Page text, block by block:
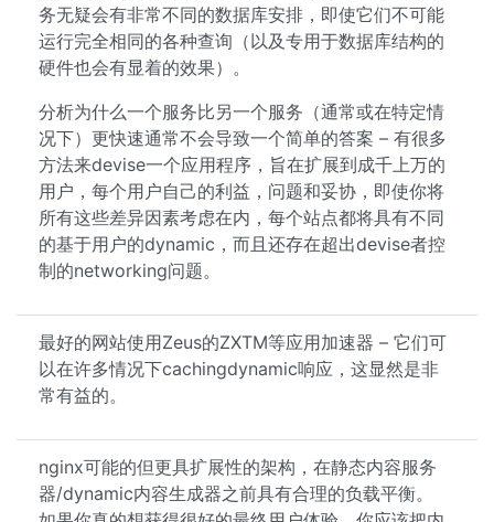
务无疑会有非常不同的数据库安排，即使它们不可能
运行完全相同的各种查询（以及专用于数据库结构的
硬件也会有显着的效果）。
分析为什么一个服务比另一个服务（通常或在特定情
况下）更快速通常不会导致一个简单的答案 – 有很多
方法来devise一个应用程序，旨在扩展到成千上万的
用户，每个用户自己的利益，问题和妥协，即使你将
所有这些差异因素考虑在内，每个站点都将具有不同
的基于用户的dynamic，而且还存在超出devise者控
制的networking问题。
最好的网站使用Zeus的ZXTM等应用加速器 – 它们可
以在许多情况下cachingdynamic响应，这显然是非
常有益的。
nginx可能的但更具扩展性的架构，在静态内容服务
器/dynamic内容生成器之前具有合理的负载平衡。